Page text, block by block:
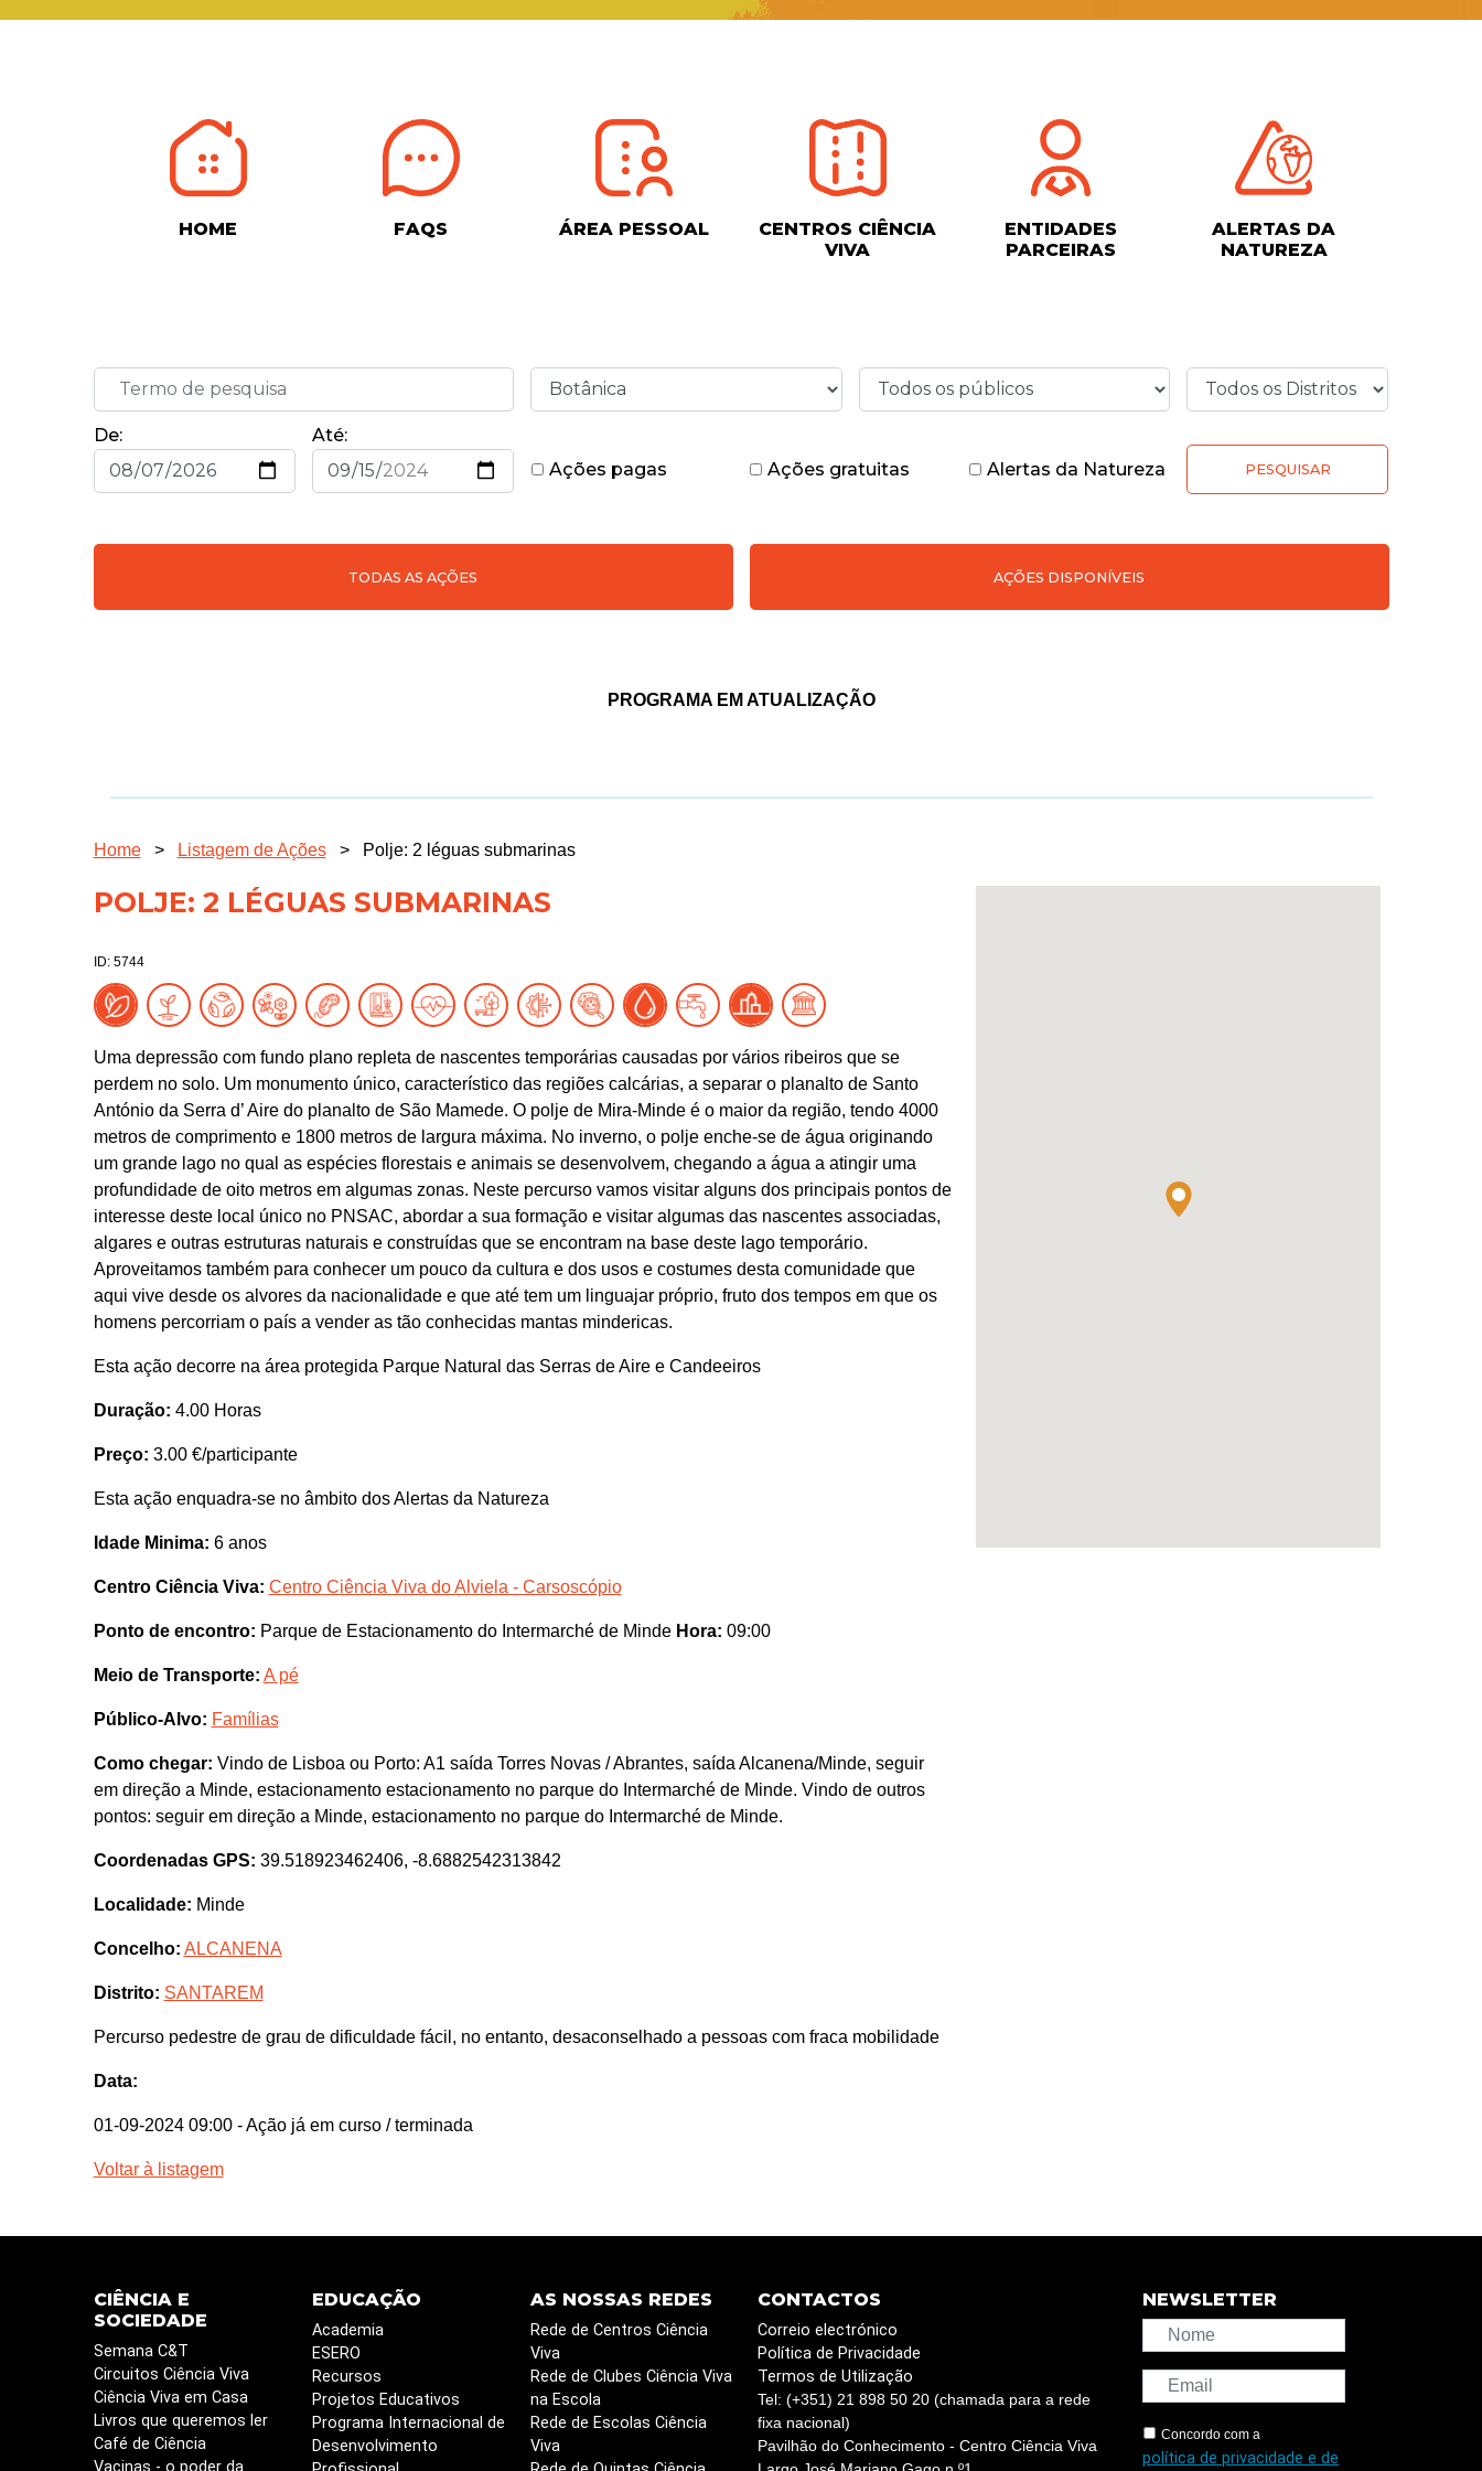
HOME FAQS ÁREA PESSOAL
CENTROS CIÊNCIA
VIVA
ENTIDADES
PARCEIRAS
ALERTAS DA
NATUREZA
De:
Até:
Ações pagas
Ações gratuitas Alertas da Natureza PESQUISAR
TODAS AS AÇÕES AÇÕES DISPONÍVEIS
PROGRAMA EM ATUALIZAÇÃO
Home > Listagem de Ações > Polje: 2 léguas submarinas
POLJE: 2 LÉGUAS SUBMARINAS
ID: 5744
Uma depressão com fundo plano repleta de nascentes temporárias causadas por vários ribeiros que se
perdem no solo. Um monumento único, característico das regiões calcárias, a separar o planalto de Santo
António da Serra d’ Aire do planalto de São Mamede. O polje de Mira-Minde é o maior da região, tendo 4000
metros de comprimento e 1800 metros de largura máxima. No inverno, o polje enche-se de água originando
um grande lago no qual as espécies florestais e animais se desenvolvem, chegando a água a atingir uma
profundidade de oito metros em algumas zonas. Neste percurso vamos visitar alguns dos principais pontos de
interesse deste local único no PNSAC, abordar a sua formação e visitar algumas das nascentes associadas,
algares e outras estruturas naturais e construídas que se encontram na base deste lago temporário.
Aproveitamos também para conhecer um pouco da cultura e dos usos e costumes desta comunidade que
aqui vive desde os alvores da nacionalidade e que até tem um linguajar próprio, fruto dos tempos em que os
homens percorriam o país a vender as tão conhecidas mantas mindericas.
Esta ação decorre na área protegida Parque Natural das Serras de Aire e Candeeiros
Duração: 4.00 Horas
Preço: 3.00 €/participante
Esta ação enquadra-se no âmbito dos Alertas da Natureza
Idade Minima: 6 anos
Centro Ciência Viva: Centro Ciência Viva do Alviela - Carsoscópio
Ponto de encontro: Parque de Estacionamento do Intermarché de Minde Hora: 09:00
Meio de Transporte: A pé
Público-Alvo: Famílias
Como chegar: Vindo de Lisboa ou Porto: A1 saída Torres Novas / Abrantes, saída Alcanena/Minde, seguir
em direção a Minde, estacionamento estacionamento no parque do Intermarché de Minde. Vindo de outros
pontos: seguir em direção a Minde, estacionamento no parque do Intermarché de Minde.
Coordenadas GPS: 39.518923462406, -8.6882542313842
Localidade: Minde
Concelho: ALCANENA
Distrito: SANTAREM
Percurso pedestre de grau de dificuldade fácil, no entanto, desaconselhado a pessoas com fraca mobilidade
Data:
01-09-2024 09:00 - Ação já em curso / terminada
Voltar à listagem
CIÊNCIA E
SOCIEDADE
Semana C&T
Circuitos Ciência Viva
Ciência Viva em Casa
Livros que queremos ler
Café de Ciência
Vacinas - o poder da
EDUCAÇÃO
Academia
ESERO
Recursos
Projetos Educativos
Programa Internacional de
Desenvolvimento
AS NOSSAS REDES
Rede de Centros Ciência
Viva
Rede de Clubes Ciência Viva
na Escola
Rede de Escolas Ciência
Viva
CONTACTOS
Correio electrónico
Política de Privacidade
Termos de Utilização
Tel: (+351) 21 898 50 20 (chamada para a rede
fixa nacional)
Pavilhão do Conhecimento - Centro Ciência Viva
NEWSLETTER
Concordo com a
política de privacidade e de